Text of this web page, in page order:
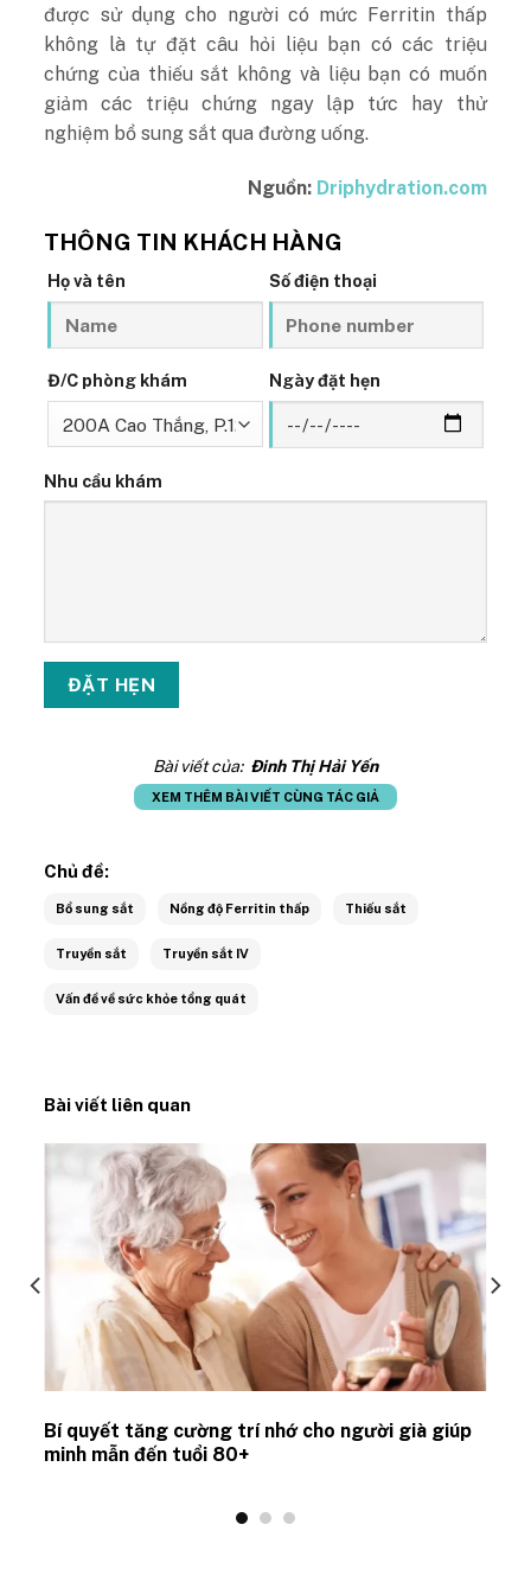
được sử dụng cho người có mức Ferritin thấp
không là tự đặt câu hỏi liệu bạn có các triệu
chứng của thiếu sắt không và liệu bạn có muốn
giảm các triệu chứng ngay lập tức hay thử
nghiệm bổ sung sắt qua đường uống.
Nguồn: Driphydration.com
THÔNG TIN KHÁCH HÀNG
Họ và tên Số điện thoại
Đ/C phòng khám Ngày đặt hẹn
Nhu cầu khám
Bài viết của: Đinh Thị Hải Yến
XEM THÊM BÀI VIẾT CÙNG TÁC GIẢ
Chủ đề:
Bổ sung sắt Nồng độ Ferritin thấp Thiếu sắt
Truyền sắt Truyền sắt IV
Vấn đề về sức khỏe tổng quát
Bài viết liên quan
Bí quyết tăng cường trí nhớ cho người già giúp
minh mẫn đến tuổi 80+